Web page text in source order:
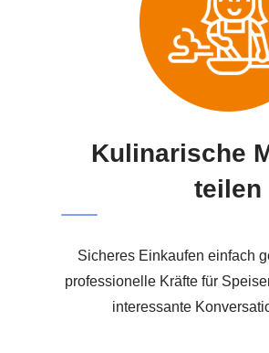
Kulinarische
teilen
Sicheres Einkaufen einfach
professionelle Kräfte für
interessante